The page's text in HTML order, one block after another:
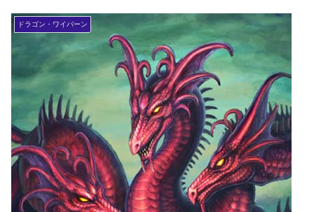
ドラゴン・ワイバーン